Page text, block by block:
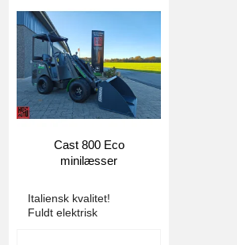
Cast 800 Eco
minilæsser
Italiensk kvalitet!
Fuldt elektrisk